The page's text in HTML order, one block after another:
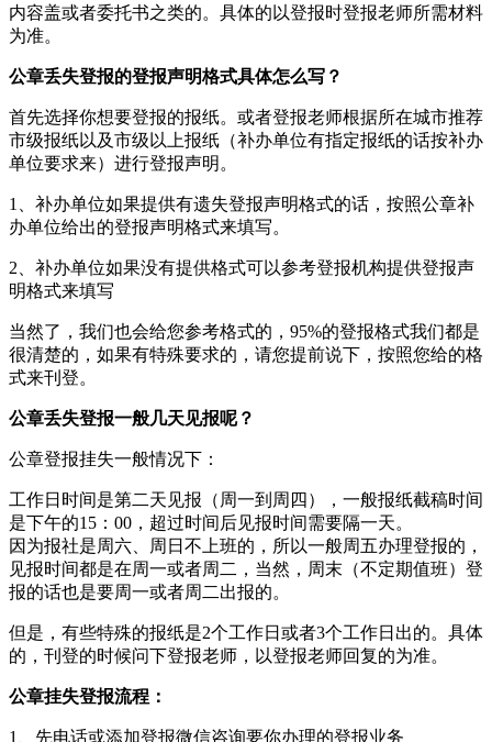
内容盖或者委托书之类的。具体的以登报时登报老师所需材料
为准。
公章丢失登报的登报声明格式具体怎么写？
首先选择你想要登报的报纸。或者登报老师根据所在城市推荐
市级报纸以及市级以上报纸（补办单位有指定报纸的话按补办
单位要求来）进行登报声明。
1、补办单位如果提供有遗失登报声明格式的话，按照公章补
办单位给出的登报声明格式来填写。
2、补办单位如果没有提供格式可以参考登报机构提供登报声
明格式来填写
当然了，我们也会给您参考格式的，95%的登报格式我们都是
很清楚的，如果有特殊要求的，请您提前说下，按照您给的格
式来刊登。
公章丢失登报一般几天见报呢？
公章登报挂失一般情况下：
工作日时间是第二天见报（周一到周四），一般报纸截稿时间
是下午的15：00，超过时间后见报时间需要隔一天。
因为报社是周六、周日不上班的，所以一般周五办理登报的，
见报时间都是在周一或者周二，当然，周末（不定期值班）登
报的话也是要周一或者周二出报的。
但是，有些特殊的报纸是2个工作日或者3个工作日出的。具体
的，刊登的时候问下登报老师，以登报老师回复的为准。
公章挂失登报流程：
1、先电话或添加登报微信咨询要你办理的登报业务